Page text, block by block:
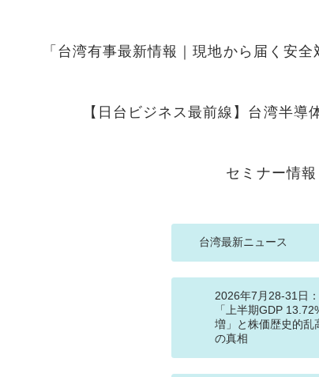
「台湾有事最新情報｜現地から届く安全
【日台ビジネス最前線】台湾半
セミナー情報
台湾最新ニュース
2026年7月28-31日
「上半期GDP
増」と株価歴史的乱
の真相